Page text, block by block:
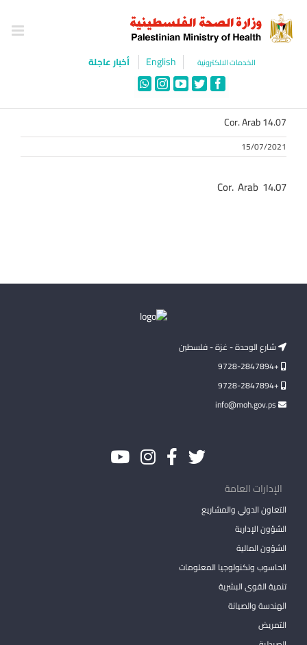
content
الخدمات الالكترونية English أخبار عاجلة
Facebook
Twitter
YouTube
Instagram
WhatsApp
Cor. Arab 14.07
15/07/2021
Cor. Arab 14.07
شارع الوحدة - غزة - فلسطين
+9728-2847894
+9728-2847894
الإدارات العامة
التعاون الدولي والمشاريع
الشؤون الإدارية
الشؤون المالية
الحاسوب وتكنولوجيا المعلومات
تنمية القوى البشرية
الهندسة والصيانة
التمريض